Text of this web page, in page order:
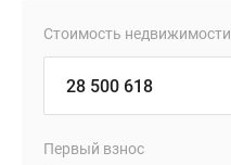
Стоимость недвижимости
Первый взнос